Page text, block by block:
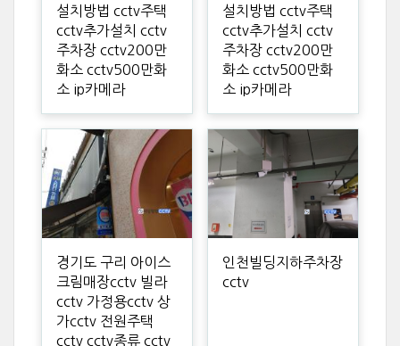
설치방법 cctv주택
cctv추가설치 cctv
주차장 cctv200만
화소 cctv500만화
소 ip카메라
설치방법 cctv주택
cctv추가설치 cctv
주차장 cctv200만
화소 cctv500만화
소 ip카메라
경기도 구리 아이스
크림매장cctv 빌라
cctv 가정용cctv 상
가cctv 전원주택
cctv cctv종류 cctv
인천빌딩지하주차장
cctv